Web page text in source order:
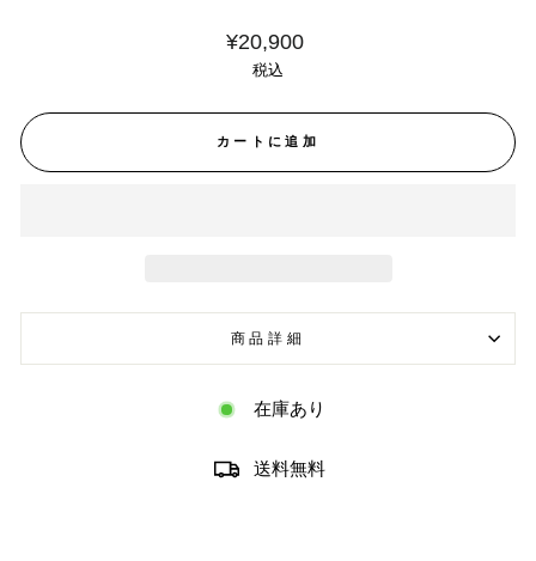
価
¥20,900
税込
カートに追加
商品詳細
在庫あり
送料無料